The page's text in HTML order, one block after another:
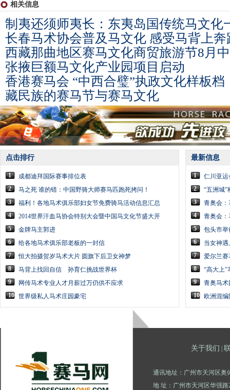
相关信息
制夷还须师夷长：东夷岛国传统马文化
长春马术协会普及马文化 感受马背上奔
西藏那曲地区赛马文化商贸旅游节8月
张掖巨额马文化产业园项目启动
香港赛马会 “中西合璧”执政文化样板档
藏民族的赛马节与赛马文化
点击排行
1
成都迪拜国际赛事排位表
2
马之死 谁的错：中国野骑大师赛马匹跑死拷问！
3
福利！各地马术俱乐部妇女节免费骑马活动信息汇总
4
2014世界汗血马协会特别大会暨中国马文化节盛大开
5
金牌马主郭进
6
给各地马术俱乐部老板的一封信
7
恒大拍摄贺岁马术大片 圆旗下后卫女神梦
8
马背上找回自信 孙育仁挑战世界杯
9
网传马术专业人才月薪过万仍供不应求
10 世界级私人马术庄园豪宅
最新信息
1
仁川亚
2
“五洲城”
3
青奥会：
4
青奥会：
5
包头市举
6
当女神
7
爱尔兰赛
8
“高大上”
9
青奥马术
10
欧洲混
关于我们
通讯地址：广州市天河区奥
地 址：广州市天河区华强路